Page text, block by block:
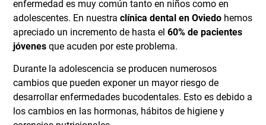
enfermedad es muy común tanto en niños como en
adolescentes. En nuestraclínica dental en Oviedo hemos
apreciado un incremento de hasta el60% de pacientes
jóvenes que acuden por este problema.
Durante la adolescencia se producen numerosos
cambios que pueden exponer un mayor riesgo de
desarrollar enfermedades bucodentales. Esto es debido a
los cambios en las hormonas, hábitos de higiene y